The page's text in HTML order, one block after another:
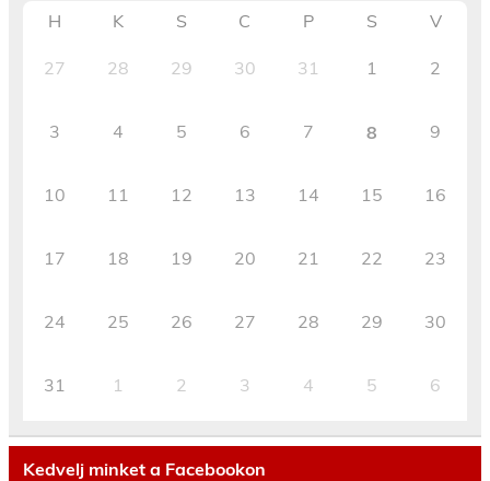
H K S C P S V
27 28 29 30 31 1 2
3 4 5 6 7 8 9
10 11 12 13 14 15 16
17 18 19 20 21 22 23
24 25 26 27 28 29 30
31 1 2 3 4 5 6
Kedvelj minket a Facebookon